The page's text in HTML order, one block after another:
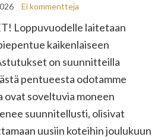
Ei kommentteja
Loppuvuodelle laitetaan
kaikenlaiseen
on suunnitteilla
pentueesta odotamme
ovat soveltuvia moneen
suunnitellusti, olisivat
uusiin koteihin joulukuun